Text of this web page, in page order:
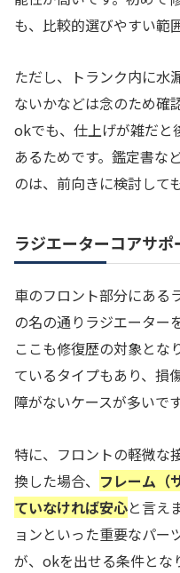
も、比較的選びやすい範
ただし、トランク内に水
ないかなどは念のため確
okでも、仕上げが雑だと
あるためです。鑑定書な
のは、前向きに検討して
ラジエーターコアサ
車のフロント部分にある
の名の通りラジエーター
ここも修復歴の対象とな
ているタイプもあり、損
障がないケースが多いです
特に、フロントの軽微な
換した場合、 フレーム（
ていなければ安心と言え
ョンといった重要なパー
が、okを出せる条件とな